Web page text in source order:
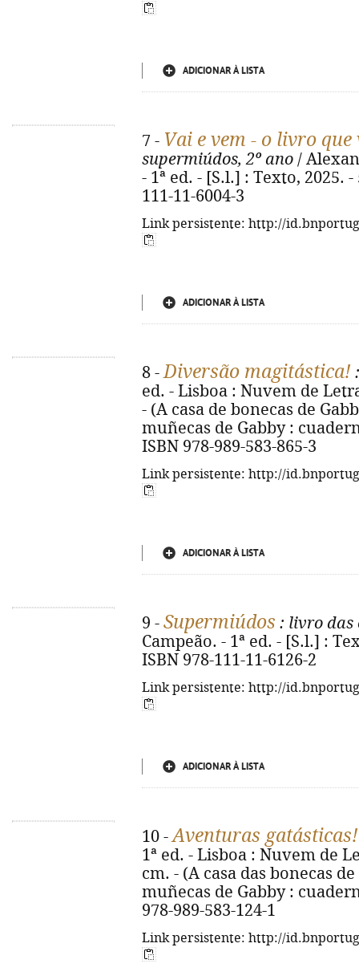
ADICIONAR À LISTA
7 - Vai e vem - o livro
supermiúdos, 2º ano /
- 1ª ed. - [S.l.] : Texto, 2025.
111-11-6004-3
Link persistente: http://
ADICIONAR À LISTA
8 -Diversão magitástica!
ed. - Lisboa : Nuvem de
- (A casa de bonecas de
muñecas de Gabby :
ISBN 978-989-583-865-3
Link persistente: http://
ADICIONAR À LISTA
9 - Supermiúdos : livro das
Campeão. - 1ª ed. - [S.l.] :
ISBN 978-111-11-6126-2
Link persistente: http://
ADICIONAR À LISTA
10 -Aventuras gatásticas!
1ª ed. - Lisboa : Nuvem de
cm. - (A casa das bonecas
muñecas de Gabby :
978-989-583-124-1
Link persistente: http://